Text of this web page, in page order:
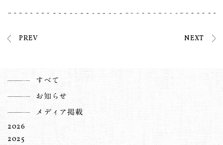
PREV NEXT
すべて
お知らせ
メディア掲載
2026
2025